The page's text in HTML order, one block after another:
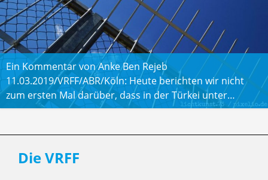
Ein Kommentar von Anke Ben Rejeb
11.03.2019/VRFF/ABR/Köln: Heute berichten wir nicht
zum ersten Mal darüber, dass in der Türkei unter…
Die VRFF